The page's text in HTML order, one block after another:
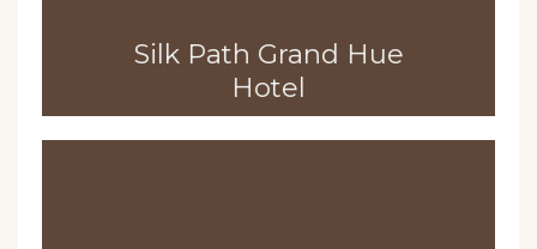
Silk Path Grand Hue
Hotel